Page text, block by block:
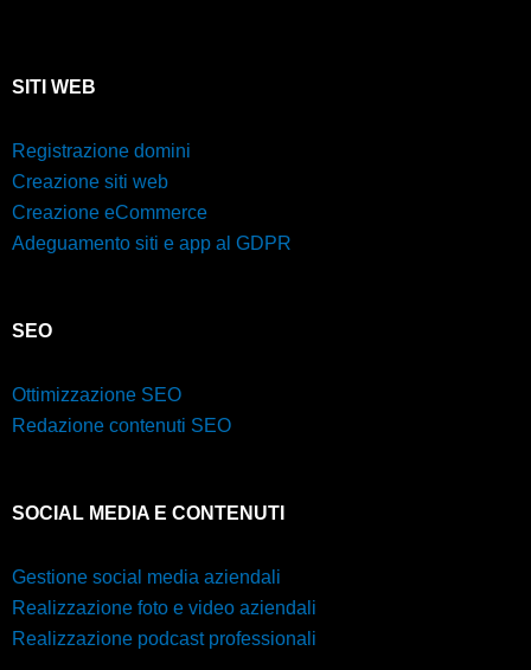
SITI WEB
Registrazione domini
Creazione siti web
Creazione eCommerce
Adeguamento siti e app al GDPR
SEO
Ottimizzazione SEO
Redazione contenuti SEO
SOCIAL MEDIA E CONTENUTI
Gestione social media aziendali
Realizzazione foto e video aziendali
Realizzazione podcast professionali